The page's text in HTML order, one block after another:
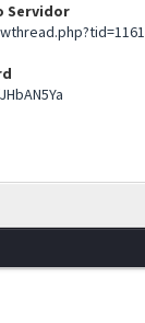
Servidor